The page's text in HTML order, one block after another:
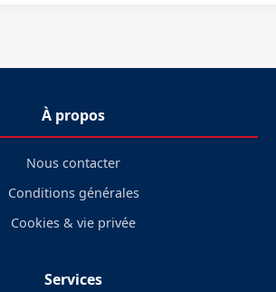
À propos
Nous contacter
Conditions générales
Cookies & vie privée
Services